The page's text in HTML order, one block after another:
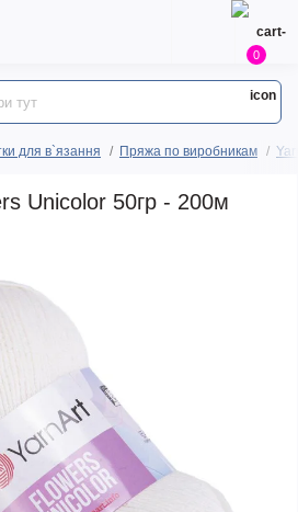
0
для в`язання Пряжа по виробникам
Unicolor 50гр - 200м